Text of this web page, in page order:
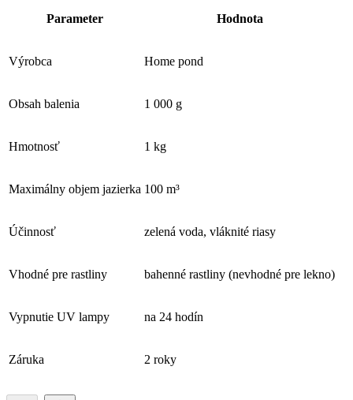
Parameter Hodnota
Výrobca Home pond
Obsah balenia 1 000 g
Hmotnosť 1 kg
Maximálny objem jazierka 100 m³
Účinnosť zelená voda, vláknité riasy
Vhodné pre rastliny bahenné rastliny (nevhodné pre lekno)
Vypnutie UV lampy na 24 hodín
Záruka 2 roky